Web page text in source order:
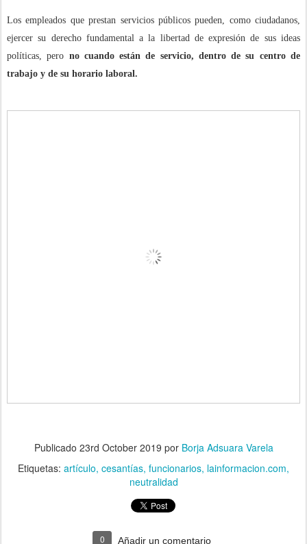
Los empleados que prestan servicios públicos pueden, como ciudadanos,
ejercer su derecho fundamental a la libertad de expresión de sus ideas
políticas, pero no cuando están de servicio, dentro de su centro de
trabajo y de su horario laboral.
Publicado 23rd October 2019 por Borja Adsuara Varela
Etiquetas: artículo cesantías funcionarios lainformacion.com
neutralidad
0 Añadir un comentario